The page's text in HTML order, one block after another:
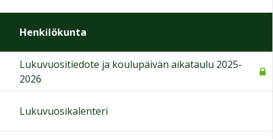
Henkilökunta
Lukuvuositiedote ja koulupäivän aikataulu 2025-
2026
Lukuvuosikalenteri